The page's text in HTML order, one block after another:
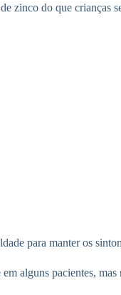
zinco do que crianças
para manter os
alguns pacientes,